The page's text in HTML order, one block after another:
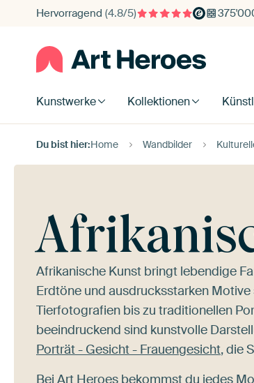
Hervorragend (4.8/5)
Kunstwerke Kollektionen
Du bist hier:Home Wandbilder
Afrikanische Kunst bringt lebendige
Erdtöne und ausdrucksstarken
Tierfotografien bis zu traditionellen
beeindruckend sind kunstvolle
Porträt - Gesicht - Frauengesicht, die
Bei Art Heroes bekommst du jedes